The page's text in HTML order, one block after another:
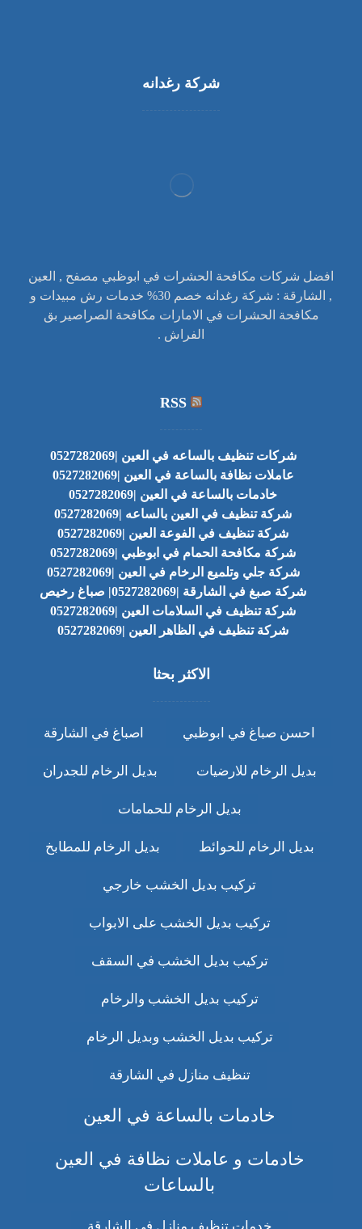
شركة رغدانه
افضل شركات مكافحة الحشرات في ابوظبي مصفح , العين
, الشارقة : شركة رغدانه خصم 30% خدمات رش مبيدات و
مكافحة الحشرات في الامارات مكافحة الصراصير بق
الفراش .
RSS
شركات تنظيف بالساعه في العين |0527282069
عاملات نظافة بالساعة في العين |0527282069
خادمات بالساعة في العين |0527282069
شركة تنظيف في العين بالساعه |0527282069
شركة تنظيف في الفوعة العين |0527282069
شركة مكافحة الحمام في ابوظبي |0527282069
شركة جلي وتلميع الرخام في العين |0527282069
شركة صبغ في الشارقة |0527282069| صباغ رخيص
شركة تنظيف في السلامات العين |0527282069
شركة تنظيف في الظاهر العين |0527282069
الاكثر بحثا
احسن صباغ في ابوظبي اصباغ في الشارقة
بديل الرخام للارضيات بديل الرخام للجدران
بديل الرخام للحمامات
بديل الرخام للحوائط بديل الرخام للمطابخ
تركيب بديل الخشب خارجي
تركيب بديل الخشب على الابواب
تركيب بديل الخشب في السقف
تركيب بديل الخشب والرخام
تركيب بديل الخشب وبديل الرخام
تنظيف منازل في الشارقة
خادمات بالساعة في العين
خادمات و عاملات نظافة في العين
بالساعات